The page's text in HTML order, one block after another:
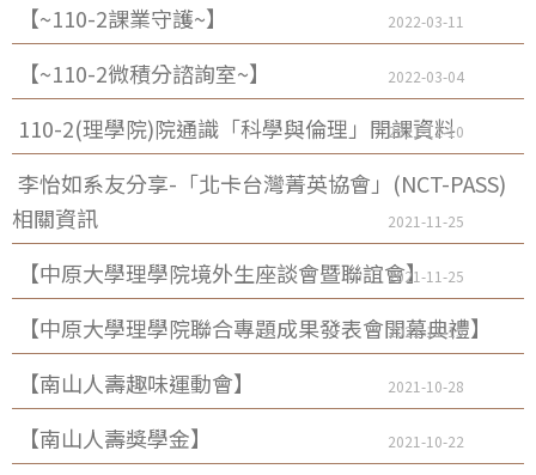
【~110-2課業守護~】 2022-03-11
【~110-2微積分諮詢室~】 2022-03-04
110-2(理學院)院通識「科學與倫理」開課資料
2021-12-10
李怡如系友分享-「北卡台灣菁英協會」(NCT-PASS)
相關資訊
2021-11-25
【中原大學理學院境外生座談會暨聯誼會】2021-11-25
【中原大學理學院聯合專題成果發表會開幕典禮】
2021-11-15
【南山人壽趣味運動會】 2021-10-28
【南山人壽獎學金】 2021-10-22